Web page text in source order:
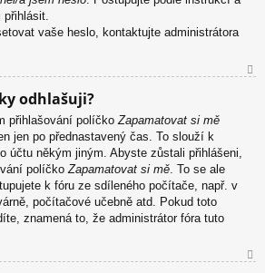
přihlásit.
vaše heslo, kontaktujte administrátora
odhlašuji?
přihlašování políčko Zapamatovat si mě
jen po přednastavený čas. To slouží k
účtu někým jiným. Abyste zůstali přihlášeni,
políčko Zapamatovat si mě . To se ale
k fóru ze sdíleného počítače, např. v
počítačové učebně atd. Pokud toto
znamená to, že administrátor fóra tuto